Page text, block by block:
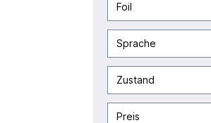
Foil
Sprache
Zustand
Preis